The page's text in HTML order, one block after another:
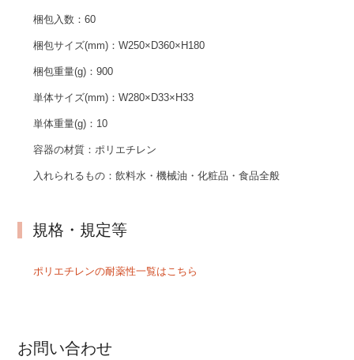
梱包入数：60
梱包サイズ(mm)：W250×D360×H180
梱包重量(g)：900
単体サイズ(mm)：W280×D33×H33
単体重量(g)： 10
容器の材質：ポリエチレン
入れられるもの：飲料水・機械油・化粧品・食品全般
規格・規定等
ポリエチレンの耐薬性一覧はこちら
お問い合わせ